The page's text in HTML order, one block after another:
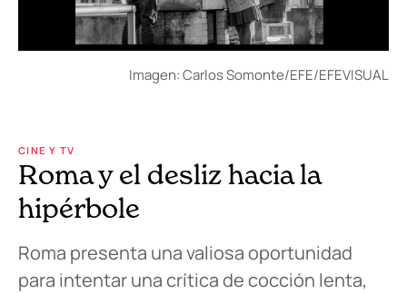
Imagen: Carlos Somonte/EFE/EFEVISUAL
CINE Y TV
Roma y el desliz hacia la
hipérbole
Roma presenta una valiosa oportunidad
para intentar una crítica de cocción lenta,